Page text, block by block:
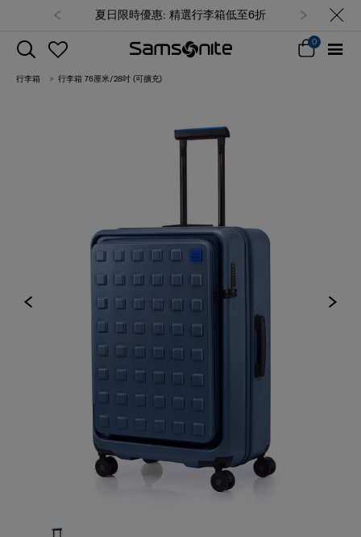
夏日限時優惠: 精選行李箱低至6折
0
行李箱 行李箱 76厘米/28吋 (可擴充)